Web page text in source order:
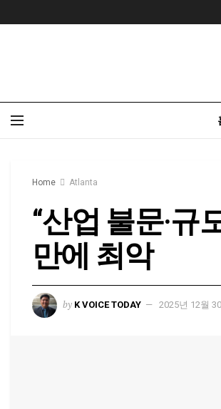
Home Atlanta
“산업 불문·규
만에 최악
by K VOICE TODAY 2025년 12월